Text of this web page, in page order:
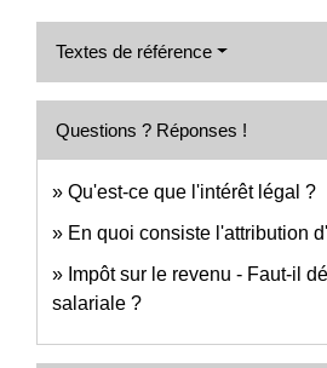
Textes de référence
Questions ? Réponses !
Qu'est-ce que l'intérêt légal ?
En quoi consiste l'attribution
Impôt sur le revenu - Faut-il
salariale ?